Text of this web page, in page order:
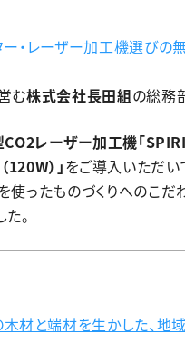
ー・レーザー加工機選びの
む株式会社長田組の総務
レーザー加工機「
）」をご導入いただい
使ったものづくりへのこだ
。
材と端材を生かした、地